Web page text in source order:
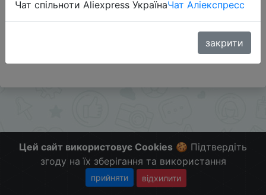
Больше скидок в телеграмм t.me/ChinaGoodBuy
Цей сайт використовує Cookies 🍪 Підтвердіть
згоду на їх зберігання та використання
прийняти відхилити
Чат спільноти Aliexpress УкраїнаЧат Аліекспресс
закрити